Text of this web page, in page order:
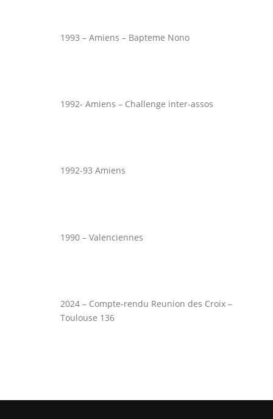
1993 – Amiens – Bapteme Nono
1992- Amiens – Challenge inter-assos
1992-93 Amiens
1990 – Valenciennes
2024 – Compte-rendu Reunion des Croix –
Toulouse 136